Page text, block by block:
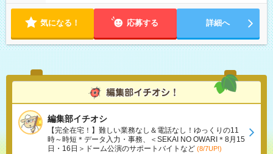
気になる！ 応募する 詳細へ
編集部イチオシ
【完全在宅！】難しい業務なし＆電話なし！ゆっくりの11
時～時短＊データ入力・事務、＜SEKAI NO OWARI＊8月15
日・16日＞ドーム公演のサポートバイトなど (8/7UP!)